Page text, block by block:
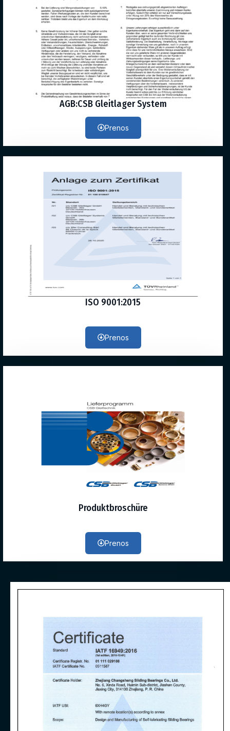
AGB:CSB Gleitlager System
Prenos
ISO 9001:2015
Prenos
Produktbroschüre
Prenos